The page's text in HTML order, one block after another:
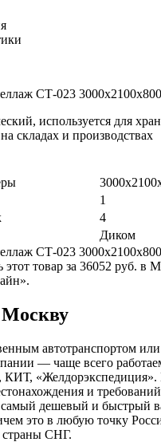
СТ-023
используется для
складах и производствах
1
4
Диком
СТ-023
этот товар за 36052 руб. в
Москву
автотранспортом или
— чаще всего
КИТ, «Желдорэкспедиция».
и требований
дешевый и быстрый
это в любую точку
страны СНГ.